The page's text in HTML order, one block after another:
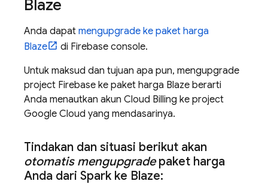
Blaze
Anda dapat mengupgrade ke paket harga
Blaze
di Firebase console.
Untuk maksud dan tujuan apa pun, mengupgrade
project Firebase ke paket harga Blaze berarti
Anda menautkan akun Cloud Billing ke project
Google Cloud yang mendasarinya.
Tindakan dan situasi berikut akan
otomatis mengupgradepaket harga
Anda dari Spark ke Blaze: